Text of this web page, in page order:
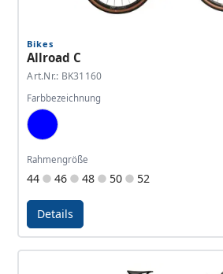
Bikes
Allroad C
Art.Nr.: BK31160
Farbbezeichnung
Blue, Dark Blue
Rahmengröße
44 46 48 50 52
Details